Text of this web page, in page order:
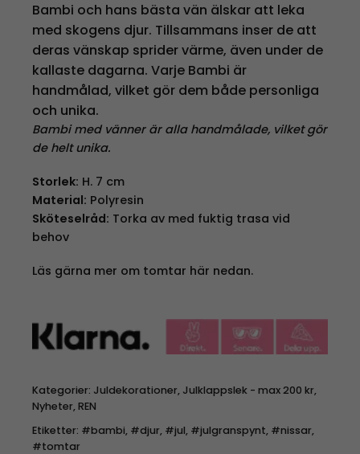
Bambi och hans bästa vän älskar att leka
med skogens djur. Tillsammans inser de att
deras vänskap sprider värme, även under de
kallaste dagarna. Varje Bambi är
handmålad, vilket gör dem både personliga
och unika.
Bambi med vänner är alla handmålade, vilket gör
de helt unika.
Storlek: H. 7 cm
Material: Polyresin
Sköteselråd: Torka av med fuktig trasa vid
behov
Läs gärna mer om tomtar här nedan.
Kategorier: Juldekorationer, Julklappslek - max 200 kr,
Nyheter,REN
Etiketter: #bambi, #djur, #jul, #julgranspynt, #nissar,
#tomtar